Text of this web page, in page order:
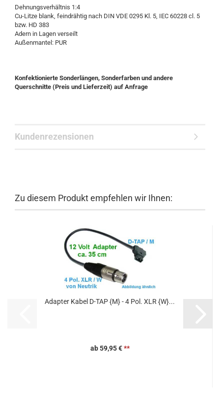
Dehnungsverhältnis 1:4
Cu-Litze blank, feindrähtig nach DIN VDE 0295 Kl. 5, IEC 60228 cl. 5
bzw. HD 383
Adern in Lagen verseilt
Außenmantel: PUR
Konfektionierte Sonderlängen, Sonderfarben und andere
Querschnitte (Preis und Lieferzeit) auf Anfrage
Kundenrezensionen
Zu diesem Produkt empfehlen wir Ihnen:
Adapter Kabel D-TAP {M} - 4 Pol. XLR {W}...
ab 59,95 €**